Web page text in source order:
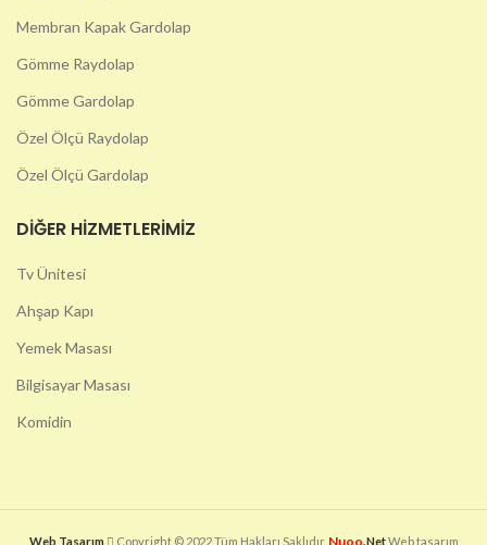
Membran Kapak Gardolap
Gömme Raydolap
Gömme Gardolap
Özel Ölçü Raydolap
Özel Ölçü Gardolap
DIĞER HIZMETLERIMIZ
Tv Ünitesi
Ahşap Kapı
Yemek Masası
Bilgisayar Masası
Komidin
Web Tasarım Copyright © 2022 Tüm Hakları Saklıdır. Nuoo.NetWeb tasarım